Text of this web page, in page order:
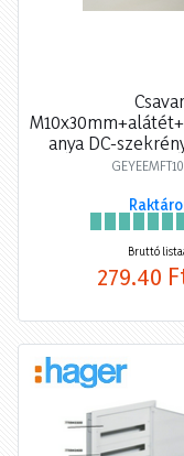
Csavar
anya DC-
Bruttó
279,40